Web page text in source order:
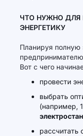
ЧТО НУЖНО ДЛЯ
ЭНЕРГЕТИКУ
Планируя полную
Вот с чего
провести
выбрать
(например,
рассчитать